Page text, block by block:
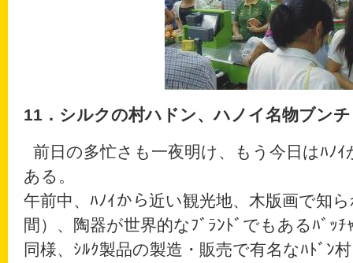
11 ．シルクの村ハドン、ハノイ名物ブン
前日の多忙さも一夜明け、もう今日はﾊﾉｲ
ある。
午前中、ﾊﾉｲから近い観光地、木版画で知
間）、陶器が世界的なﾌﾞﾗﾝﾄﾞでもあるﾊﾞｯ
同様、ｼﾙｸ製品の製造・販売で有名なﾊﾄﾞﾝ